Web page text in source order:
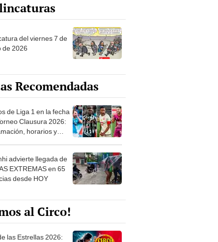
del viernes 7 de
de 2026
Recomendadas
de Liga 1 en la fecha
Clausura 2026:
horarios y
advierte llegada de
EXTREMAS en 65
desde HOY
al Circo!
las Estrellas 2026: